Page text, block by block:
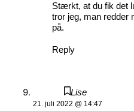
Stærkt, at du fik det
tror jeg, man redder
på.
Reply
Lise
21. juli 2022 @ 14:47